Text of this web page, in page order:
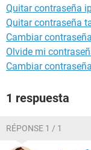
Quitar contraseña
Quitar contraseña
Cambiar
Olvide mi
Cambiar
1 respuesta
RÉPONSE 1 / 1